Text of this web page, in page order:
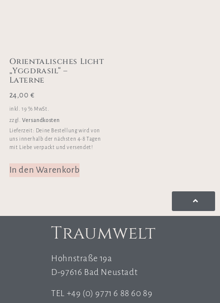
Orientalisches Licht
„Yggdrasil“ –
Laterne
24,00€
inkl. 19 % MwSt.
zzgl.Versandkosten
Lieferzeit: Deine Bestellung wird von
uns innerhalb der nächsten 4-8 Tagen
mit Liebe verpackt und versendet!
In den Warenkorb
Traumwelt
Hohnstraße 19a
D-97616 Bad Neustadt
TEL +49 (0) 9771 6 88 60 89